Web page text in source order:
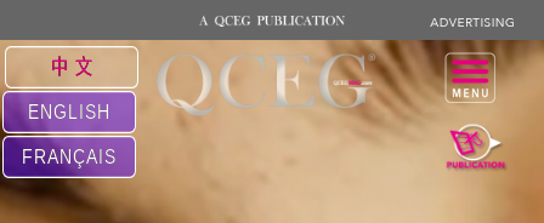
中 文
ENGLISH
FRANÇAIS